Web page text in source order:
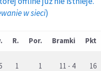
w sieci)
R. Por. Bramki Pkt
1 1 11 - 4 16